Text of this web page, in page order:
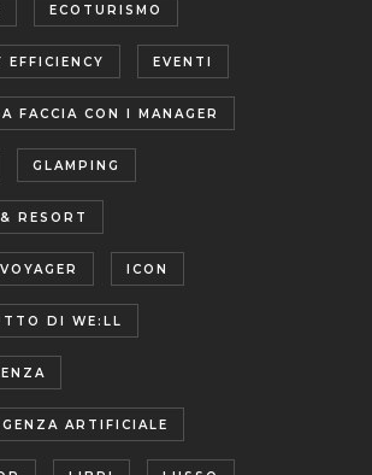
ECOTURISMO
EFFICIENCY EVENTI
FACCIA CON I MANAGER
GLAMPING
RESORT
ICON
DI WE:LL
ARTIFICIALE